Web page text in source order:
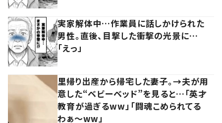
実家解体中…作業員に話しかけられた
男性。直後、目撃した衝撃の光景に…
「えっ」
里帰り出産から帰宅した妻子。→夫が用
意した“ベビーベッド”を見ると…「英才
教育が過ぎるww」「闘魂こめられてる
わぁ～ww」